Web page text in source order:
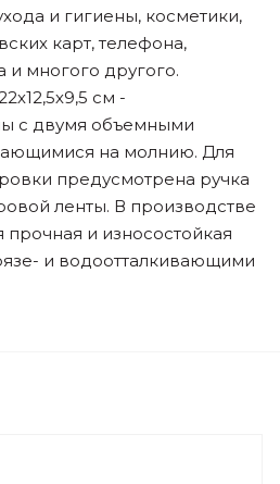
и гигиены, косметики,
карт, телефона,
и многого другого.
см -
с двумя объемными
на молнию. Для
предусмотрена ручка
ленты. В производстве
прочная и износостойкая
и водоотталкивающими